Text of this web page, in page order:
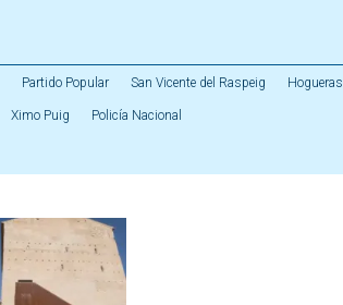
Partido Popular San Vicente del Raspeig Hogueras
Ximo Puig Policía Nacional